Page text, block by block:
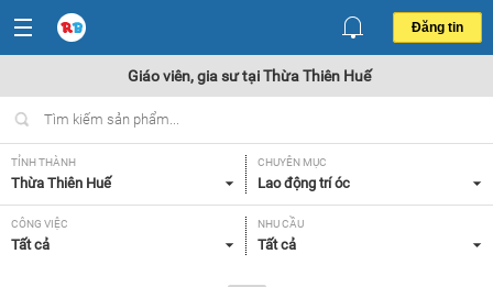
Đăng tin
Giáo viên, gia sư tại Thừa Thiên Huế
TỈNH THÀNH
Thừa Thiên Huế
CHUYÊN MỤC
Lao động trí óc
CÔNG VIỆC
Tất cả
NHU CẦU
Tất cả